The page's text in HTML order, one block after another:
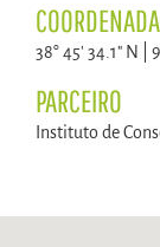
38° 45' 34.1" N |
PARCEIRO
Instituto de